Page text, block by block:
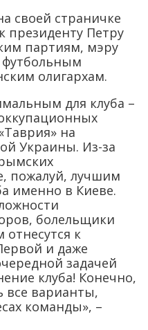
своей страничке
президенту Петру
партиям, мэру
олигархам.
для клуба –
на
Украины. Из-за
пожалуй, лучшим
именно в Киеве.
болельщики
к
и даже
задачей
клуба! Конечно,
все варианты,
команды», –